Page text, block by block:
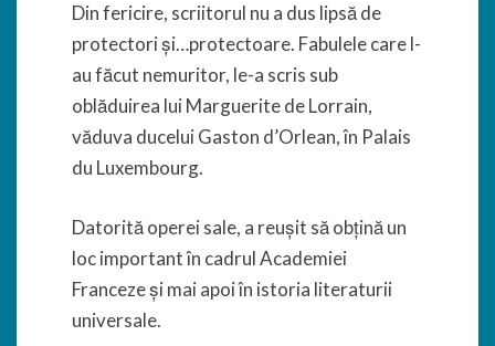
Din fericire, scriitorul nu a dus lipsă de
protectori și…protectoare. Fabulele care l-
au făcut nemuritor, le-a scris sub
oblăduirea lui Marguerite de Lorrain,
văduva ducelui Gaston d’Orlean, în Palais
du Luxembourg.
Datorită operei sale, a reușit să obțină un
loc important în cadrul Academiei
Franceze și mai apoi în istoria literaturii
universale.